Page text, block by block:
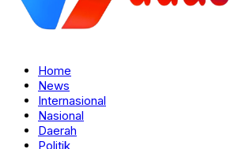
Home
News
Internasional
Nasional
Daerah
Politik